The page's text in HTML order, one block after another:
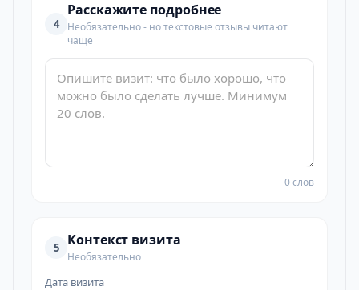
4
Расскажите подробнее
Необязательно - но текстовые отзывы читают
чаще
0 слов
5 Контекст визита
Необязательно
Дата визита